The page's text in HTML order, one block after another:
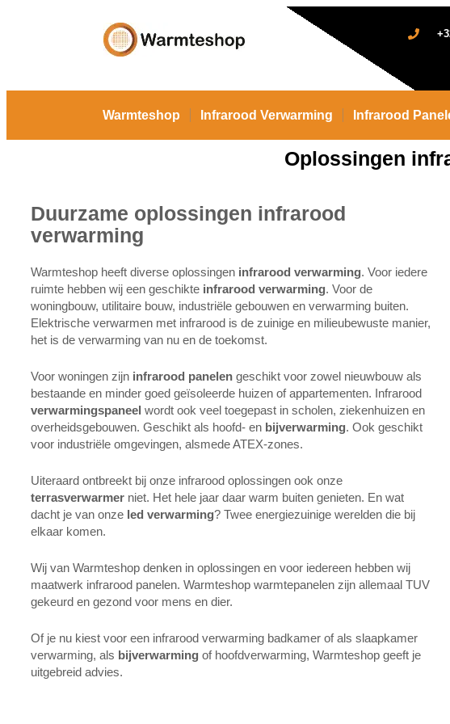
Warmteshop Infrarood Verwarming Infrarood
Oplossingen
Duurzame oplossingen infrarood
verwarming
Warmteshop heeft diverse oplossingen infrarood verwarming. Voor iedere
ruimte hebben wij een geschikte infrarood verwarming. Voor de
woningbouw, utilitaire bouw, industriële gebouwen en verwarming buiten.
Elektrische verwarmen met infrarood is de zuinige en milieubewuste manier,
het is de verwarming van nu en de toekomst.
Voor woningen zijn infrarood panelen geschikt voor zowel nieuwbouw als
bestaande en minder goed geïsoleerde huizen of appartementen. Infrarood
verwarmingspaneel wordt ook veel toegepast in scholen, ziekenhuizen en
overheidsgebouwen. Geschikt als hoofd- en bijverwarming. Ook geschikt
voor industriële omgevingen, alsmede ATEX-zones.
Uiteraard ontbreekt bij onze infrarood oplossingen ook onze
terrasverwarmer niet. Het hele jaar daar warm buiten genieten. En wat
dacht je van onze led verwarming? Twee energiezuinige werelden die bij
elkaar komen.
Wij van Warmteshop denken in oplossingen en voor iedereen hebben wij
maatwerk infrarood panelen. Warmteshop warmtepanelen zijn allemaal TUV
gekeurd en gezond voor mens en dier.
Of je nu kiest voor een infrarood verwarming badkamer of als slaapkamer
verwarming, als bijverwarming of hoofdverwarming, Warmteshop geeft je
uitgebreid advies.